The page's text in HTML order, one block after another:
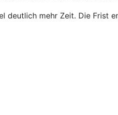
deutlich mehr Zeit. Die Frist